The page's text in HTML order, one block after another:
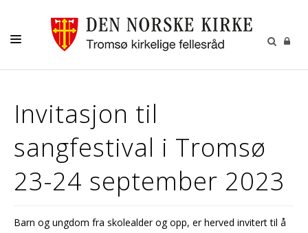
AKTIVITETER OG KONSERTER
KONFIRMASJON
VIGSEL
GRAVFERD
Invitasjon til
sangfestival i Tromsø
23-24 september 2023
Barn og ungdom fra skolealder og opp, er herved invitert til å